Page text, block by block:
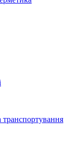
транспортування